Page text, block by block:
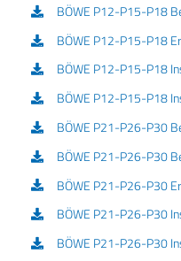
BÖWE P12-P15-P18
BÖWE P12-P15-P18
BÖWE P12-P15-P18
BÖWE P12-P15-P18
BÖWE P21-P26-P30
BÖWE P21-P26-P30
BÖWE P21-P26-P30
BÖWE P21-P26-P30
BÖWE P21-P26-P30